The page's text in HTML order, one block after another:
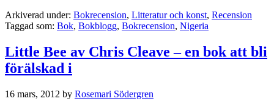
Arkiverad under: Bokrecension, Litteratur och konst, Recension
Taggad som: Bok, Bokblogg, Bokrecension, Nigeria
Little Bee av Chris Cleave – en bok att bli
förälskad i
16 mars, 2012 by Rosemari Södergren